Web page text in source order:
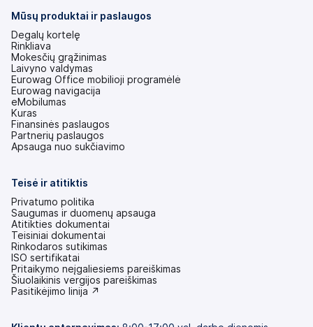
Mūsų produktai ir paslaugos
Degalų kortelę
Rinkliava
Mokesčių grąžinimas
Laivyno valdymas
Eurowag Office mobilioji programėlė
Eurowag navigacija
eMobilumas
Kuras
Finansinės paslaugos
Partnerių paslaugos
Apsauga nuo sukčiavimo
Teisė ir atitiktis
Privatumo politika
Saugumas ir duomenų apsauga
Atitikties dokumentai
Teisiniai dokumentai
Rinkodaros sutikimas
ISO sertifikatai
Pritaikymo neįgaliesiems pareiškimas
(atsidaro
naujame
Šiuolaikinis vergijos pareiškimas
(atsidaro
Pasitikėjimo linija ↗